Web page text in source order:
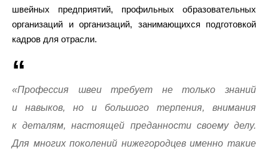
швейных предприятий, профильных образовательных
организаций и организаций, занимающихся подготовкой
кадров для отрасли.
«Профессия швеи требует не только знаний
и навыков, но и большого терпения, внимания
к деталям, настоящей преданности своему делу.
Для многих поколений нижегородцев именно такие